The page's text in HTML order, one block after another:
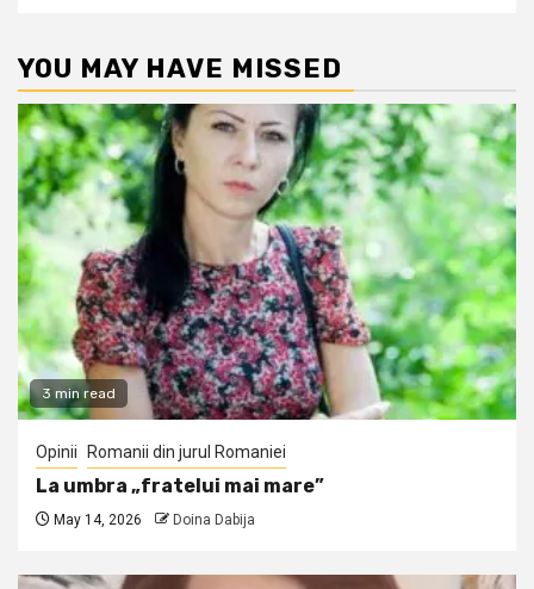
YOU MAY HAVE MISSED
3 min read
Opinii Romanii din jurul Romaniei
La umbra „fratelui mai mare”
May 14, 2026 Doina Dabija